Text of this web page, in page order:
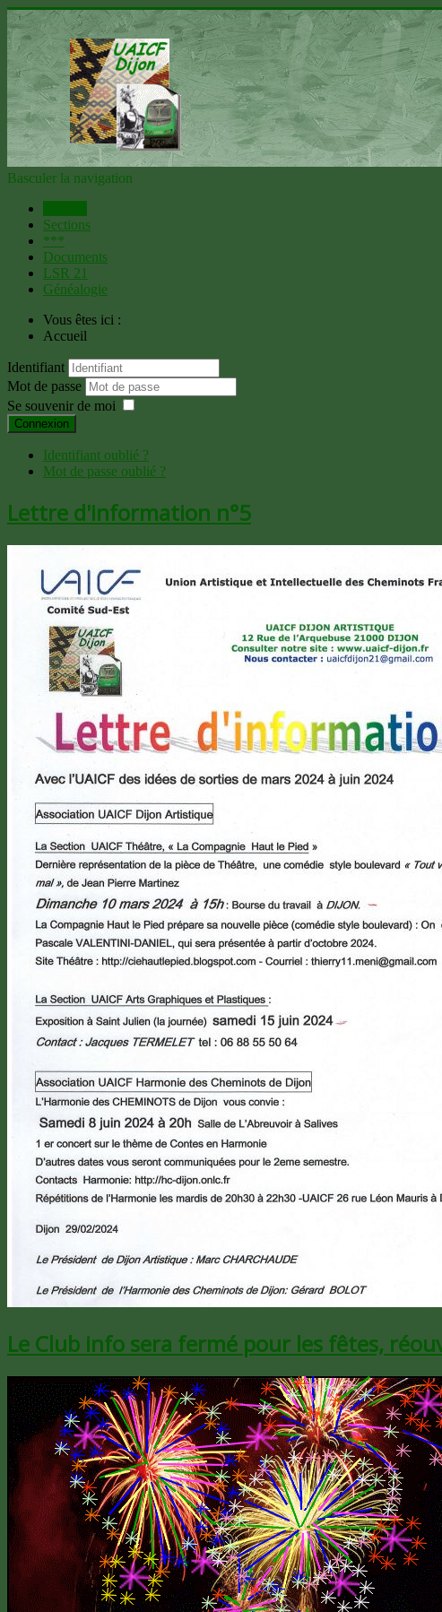
Basculer la navigation
Sections
***
Documents
LSR 21
Généalogie
Vous êtes ici :
Accueil
Identifiant
Mot de passe
Se souvenir de moi
Connexion
Identifiant oublié ?
Mot de passe oublié ?
Lettre d'information n°5
Le Club info sera fermé pour les fêtes,